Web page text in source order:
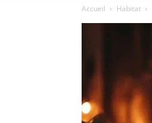
Accueil Habitat